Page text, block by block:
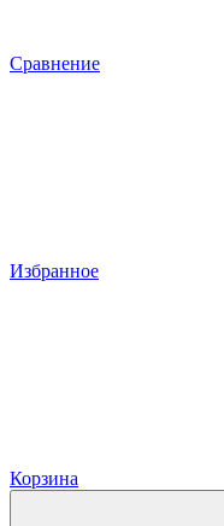
Сравнение
Избранное
Корзина